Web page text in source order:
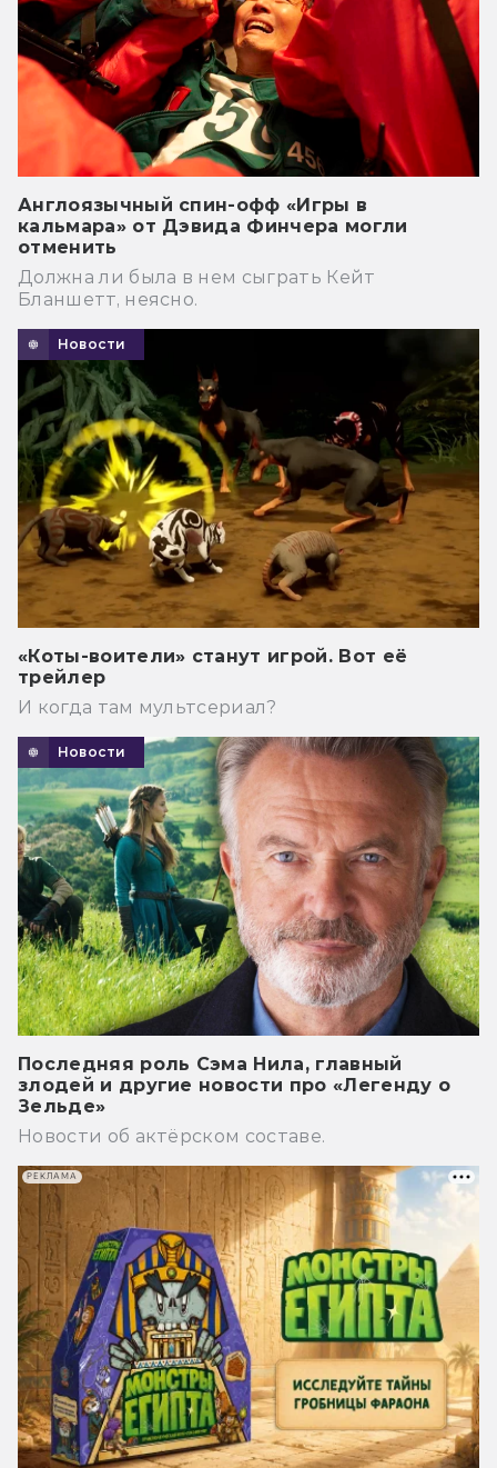
Англоязычный спин-офф «Игры в
кальмара» от Дэвида Финчера могли
отменить
Должна ли была в нем сыграть Кейт
Бланшетт, неясно.
Новости
«Коты-воители» станут игрой. Вот её
трейлер
И когда там мультсериал?
Новости
Последняя роль Сэма Нила, главный
злодей и другие новости про «Легенду о
Зельде»
Новости об актёрском составе.
РЕКЛАМА